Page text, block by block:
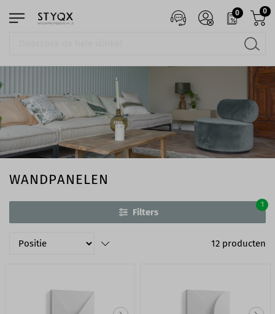
0 0
WANDPANELEN
Filters
1
12 producten